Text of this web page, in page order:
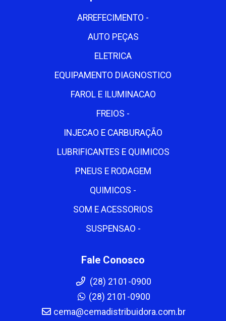
ARREFECIMENTO -
AUTO PEÇAS
ELETRICA
EQUIPAMENTO DIAGNOSTICO
FAROL E ILUMINACAO
FREIOS -
INJECAO E CARBURAÇÃO
LUBRIFICANTES E QUIMICOS
PNEUS E RODAGEM
QUIMICOS -
SOM E ACESSORIOS
SUSPENSAO -
Fale Conosco
(28) 2101-0900
(28) 2101-0900
cema@cemadistribuidora.com.br